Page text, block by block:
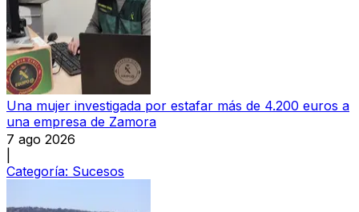
Una mujer investigada por estafar más de 4.200 euros a
una empresa de Zamora
7 ago 2026
Categoría: Sucesos